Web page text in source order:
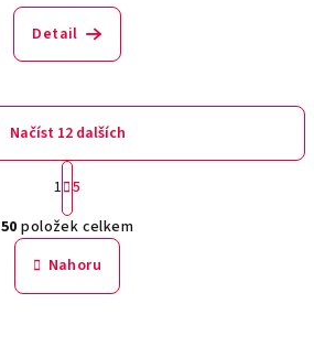
Detail
O
v
l
Načíst 12 dalších
S
t
r
á
n
k
o
1 5
50 položek celkem
Nahoru